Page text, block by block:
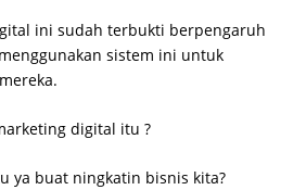
ini sudah terbukti berpengaruh
sistem ini untuk
digital itu ?
ya buat ningkatin bisnis kita?